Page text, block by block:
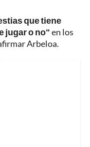
que tiene
jugar o no"en los
Arbeloa.